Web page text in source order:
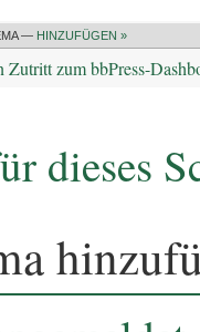
— HINZUFÜGEN »
zum bbPress-
dieses